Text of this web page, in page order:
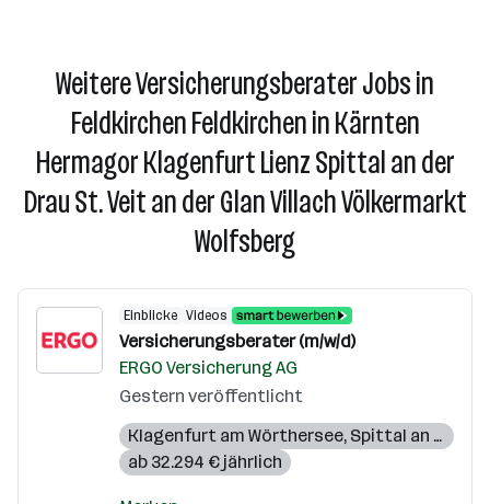
Weitere Versicherungsberater Jobs in
Feldkirchen Feldkirchen in Kärnten
Hermagor Klagenfurt Lienz Spittal an der
Drau St. Veit an der Glan Villach Völkermarkt
Wolfsberg
Einblicke Videos
Versicherungsberater (m/w/d)
ERGO Versicherung AG
Gestern veröffentlicht
Klagenfurt am Wörthersee, Spittal an der Drau
ab 32.294 € jährlich